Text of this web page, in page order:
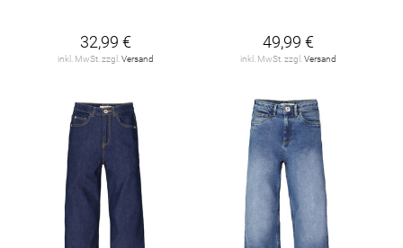
32,99 €
inkl. MwSt. zzgl. Versand
49,99 €
inkl. MwSt. zzgl. Versand